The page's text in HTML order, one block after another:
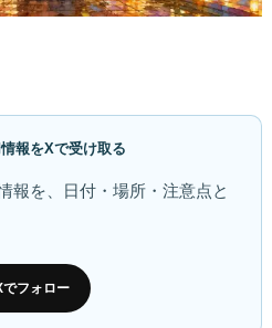
報をXで受け取る
報を、日付・場所・注意点と
フォロー